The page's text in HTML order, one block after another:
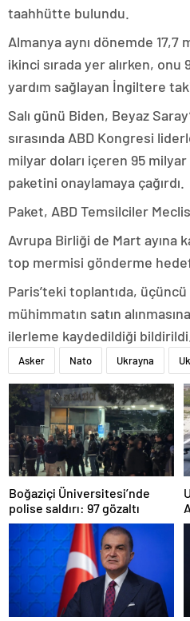
taahhütte bulundu.
Almanya aynı dönemde
ikinci sırada yer alırken, onu
yardım sağlayan İngiltere
Salı günü Biden, Beyaz
sırasında ABD Kongresi
milyar doları içeren 95 milyar
paketini onaylamaya çağırdı.
Paket, ABD Temsilciler
Avrupa Birliği de Mart ayına
top mermisi gönderme
Paris’teki toplantıda,
mühimmatın satın
ilerleme kaydedildiği bildirildi.
Asker Nato Ukrayna
Boğaziçi Üniversitesi’nde
polise saldırı: 97 gözaltı